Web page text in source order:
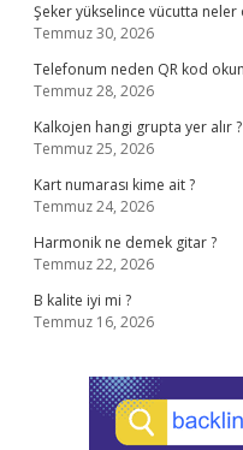
Şeker yükselince vücutta neler
Temmuz 30, 2026
Telefonum neden QR kod
Temmuz 28, 2026
Kalkojen hangi grupta yer alır ?
Temmuz 25, 2026
Kart numarası kime ait ?
Temmuz 24, 2026
Harmonik ne demek gitar ?
Temmuz 22, 2026
B kalite iyi mi ?
Temmuz 16, 2026